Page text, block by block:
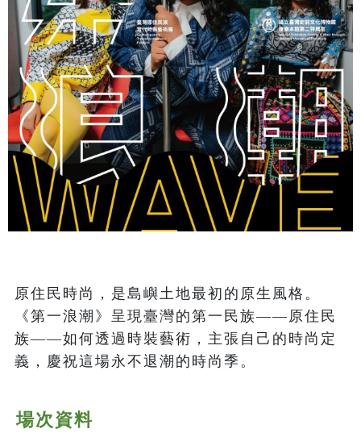
原住民時尚，是島嶼土地最初的原生風格。
《第一浪潮》呈現臺灣的第一民族——原住民
族——如何透過時裝藝術，主張自己的時尚定
義，慶祝這場永不退潮的時尚季。
場次資料